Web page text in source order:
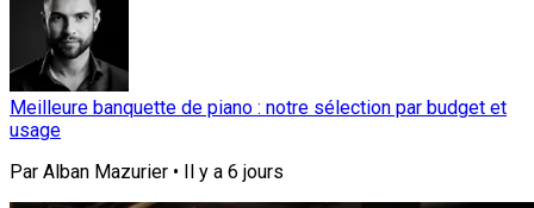
Meilleure banquette de piano : notre sélection par budget et
usage
Par Alban Mazurier • Il y a 6 jours